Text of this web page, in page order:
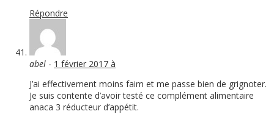
Répondre
abel - 1 février 2017 à
J’ai effectivement moins faim et me passe bien de grignoter.
Je suis contente d’avoir testé ce complément alimentaire
anaca 3 réducteur d’appétit.